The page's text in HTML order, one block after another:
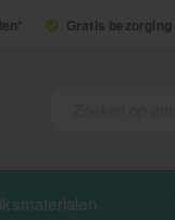
Gratis bezorging